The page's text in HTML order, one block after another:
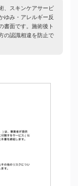
、スキンケアサービ
ゆみ・アレルギー反
書面です。施術後ト
の認識相違を防止で